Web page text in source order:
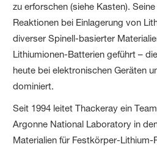
zu erforschen (siehe Kasten).
Reaktionen bei Einlagerung von
diverser Spinell-basierter
Lithiumionen-Batterien geführt –
heute bei elektronischen Geräten
dominiert.
Seit 1994 leitet Thackeray ein
Argonne National Laboratory in
Materialien für Festkörper-